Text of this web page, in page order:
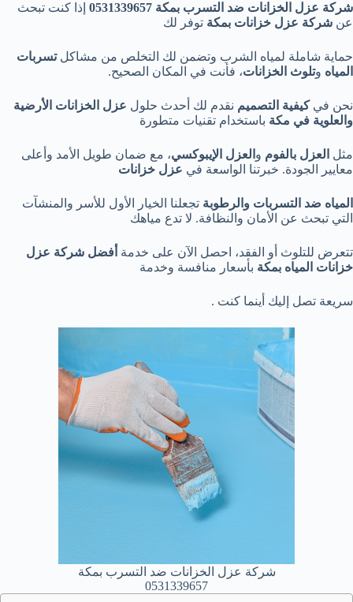
شركة عزل الخزانات ضد التسرب بمكة 0531339657
إذا كنت تبحث
عن شركة عزل خزانات بمكة توفر لك
حماية شاملة لمياه الشرب وتضمن لك التخلص من مشاكلتسربات
المياه وتلوث الخزانات، فأنت في المكان الصحيح.
نحن فيكيفية التصميم نقدم لك أحدث حلول عزل الخزانات الأرضية
والعلوية في مكة باستخدام تقنيات متطورة
مثل العزل بالفوم و العزل الإيبوكسي، مع ضمان طويل الأمد وأعلى
معايير الجودة. خبرتنا الواسعة في عزل خزانات
المياه ضد التسربات والرطوبة تجعلنا الخيار الأول للأسر والمنشآت
التي تبحث عن الأمان والنظافة. لا تدع مياهك
تتعرض للتلوث أو الفقد، احصل الآن على خدمة أفضل شركة عزل
خزانات المياه بمكة بأسعار منافسة وخدمة
سريعة تصل إليك أينما كنت .
شركة عزل الخزانات ضد التسرب بمكة
0531339657